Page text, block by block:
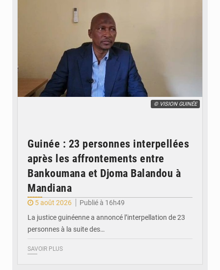
© VISION GUINÉE
Guinée : 23 personnes interpellées
après les affrontements entre
Bankoumana et Djoma Balandou à
Mandiana
5 août 2026
Publié à 16h49
La justice guinéenne a annoncé l’interpellation de 23
personnes à la suite des…
SAVOIR PLUS